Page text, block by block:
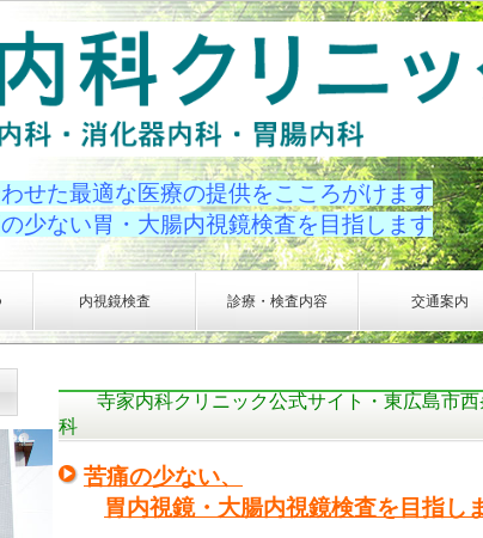
せた最適な医療の提供をこころがけます
少ない胃・大腸内視鏡検査を目指します
内視鏡検査 診療・検査内容 交通案内
寺家内科クリニック公式サイト・東広島市
科
苦痛の少ない、
胃内視鏡・大腸内視鏡検査を目指し